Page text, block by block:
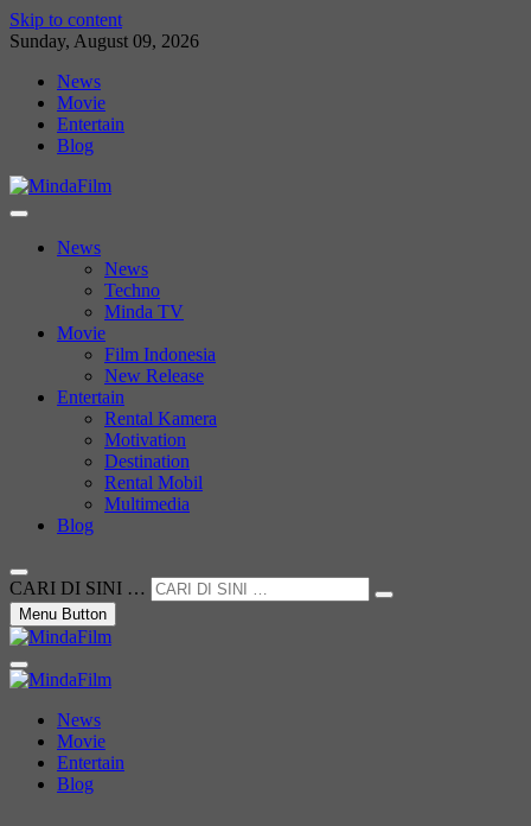
Skip to content
Sunday, August 09, 2026
News
Movie
Entertain
Blog
News
News
Techno
Minda TV
Movie
Film Indonesia
New Release
Entertain
Rental Kamera
Motivation
Destination
Rental Mobil
Multimedia
Blog
CARI DI SINI …
Menu Button
MindaFilm
Not Just a Movie
News
Movie
Entertain
Blog